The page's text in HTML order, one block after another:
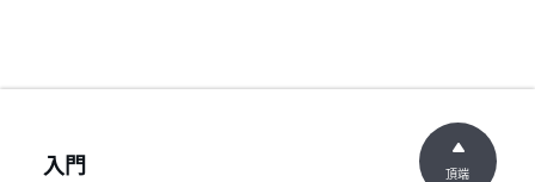
入門 頂端